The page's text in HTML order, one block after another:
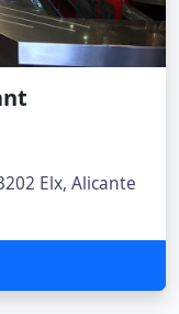
Elx, Alicante